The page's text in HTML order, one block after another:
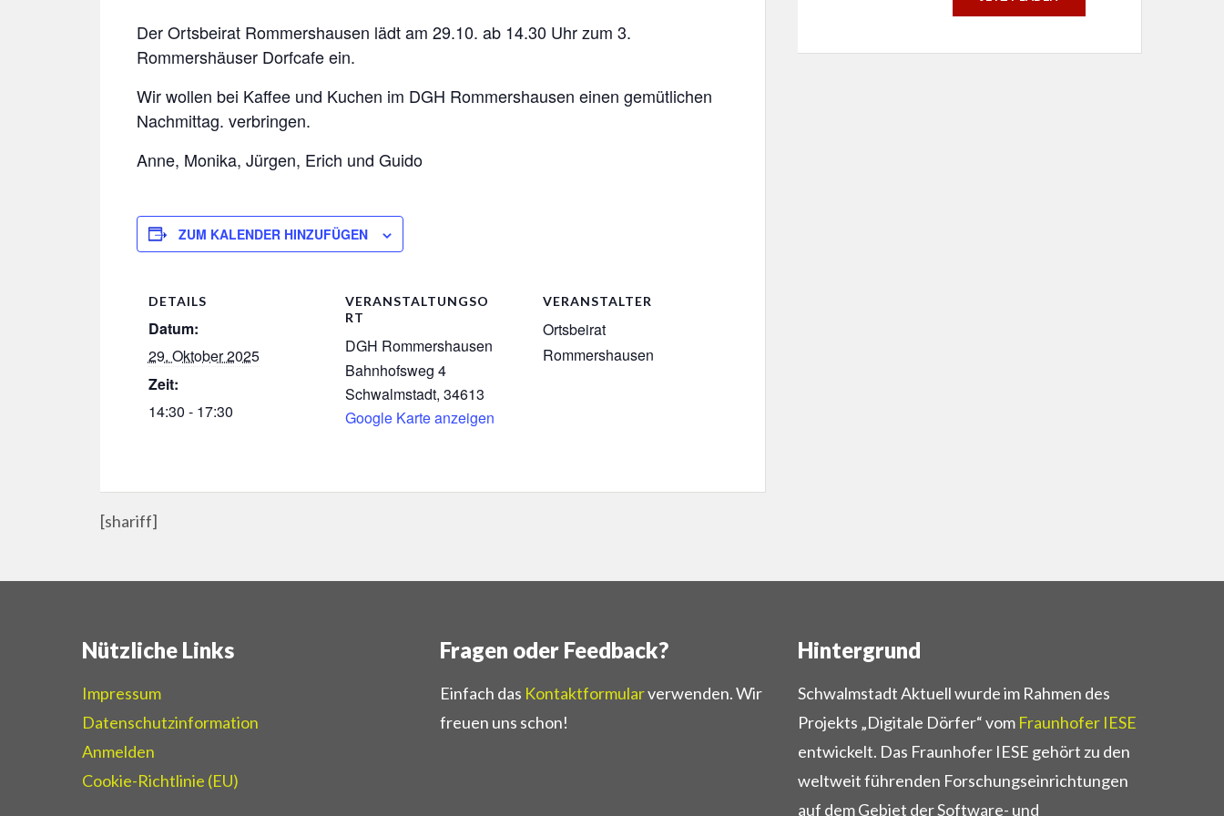
Der Ortsbeirat Rommershausen lädt am 29.10. ab 14.30 Uhr zum 3.
Rommershäuser Dorfcafe ein.
Wir wollen bei Kaffee und Kuchen im DGH Rommershausen einen gemütlichen
Nachmittag. verbringen.
Anne, Monika, Jürgen, Erich und Guido
ZUM KALENDER HINZUFÜGEN
DETAILS
Datum:
29. Oktober 2025
Zeit:
14:30 - 17:30
VERANSTALTUNGSO
RT
DGH Rommershausen
Bahnhofsweg 4
Schwalmstadt, 34613
Google Karte anzeigen
VERANSTALTER
Ortsbeirat
Rommershausen
[shariff]
Nützliche Links
Impressum
Datenschutzinformation
Anmelden
Cookie-Richtlinie (EU)
Fragen oder Feedback?
Einfach das Kontaktformularverwenden. Wir
freuen uns schon!
Hintergrund
Schwalmstadt Aktuell wurde im Rahmen des
Projekts „Digitale Dörfer“ vom Fraunhofer IESE
entwickelt. Das Fraunhofer IESE gehört zu den
weltweit führenden Forschungseinrichtungen
auf dem Gebiet der Software- und